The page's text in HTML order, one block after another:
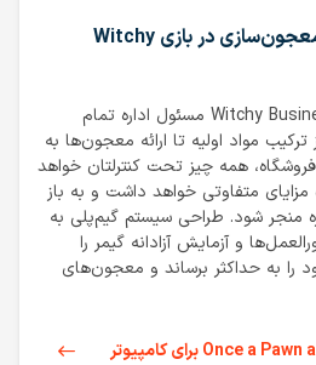
مدیریت فروشگاه و هنر معجون‌سازی در بازی Witchy
Witchy Business مسئول اداره تمام
مواد اولیه تا ارائه معجون‌ها به
همه چیز تحت کنترلتان خواهد
متفاوتی خواهد داشت و به باز
منجر شود. طراحی سیستم گیم‌پلی به
و آزمایش آزادانه گیمر را
را به حداکثر برساند و معجون‌های